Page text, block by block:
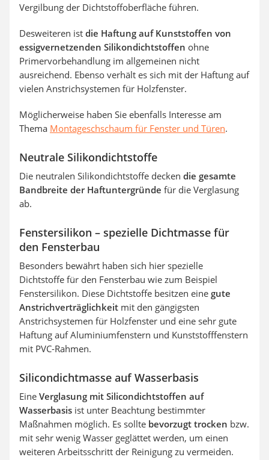
Vergilbung der Dichtstoffoberfläche führen.
Desweiteren ist die Haftung auf Kunststoffen von
essigvernetzenden Silikondichtstoffen ohne
Primervorbehandlung im allgemeinen nicht
ausreichend. Ebenso verhält es sich mit der Haftung auf
vielen Anstrichsystemen für Holzfenster.
Möglicherweise haben Sie ebenfalls Interesse am
Thema Montageschschaum für Fenster und Türen.
Neutrale Silikondichtstoffe
Die neutralen Silikondichtstoffe decken die gesamte
Bandbreite der Haftuntergründe für die Verglasung
ab.
Fenstersilikon – spezielle Dichtmasse für
den Fensterbau
Besonders bewährt haben sich hier spezielle
Dichtstoffe für den Fensterbau wie zum Beispiel
Fenstersilikon. Diese Dichtstoffe besitzen eine gute
Anstrichverträglichkeit mit den gängigsten
Anstrichsystemen für Holzfenster und eine sehr gute
Haftung auf Aluminiumfenstern und Kunststofffenstern
mit PVC-Rahmen.
Silicondichtmasse auf Wasserbasis
Eine Verglasung mit Silicondichtstoffen auf
Wasserbasis ist unter Beachtung bestimmter
Maßnahmen möglich. Es sollte bevorzugt trocken bzw.
mit sehr wenig Wasser geglättet werden, um einen
weiteren Arbeitsschritt der Reinigung zu vermeiden.